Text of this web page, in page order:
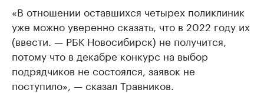
«В отношении оставшихся четырех поликлиник
уже можно уверенно сказать, что в 2022 году их
(ввести. — РБК Новосибирск) не получится,
потому что в декабре конкурс на выбор
подрядчиков не состоялся, заявок не
поступило», — сказал Травников.